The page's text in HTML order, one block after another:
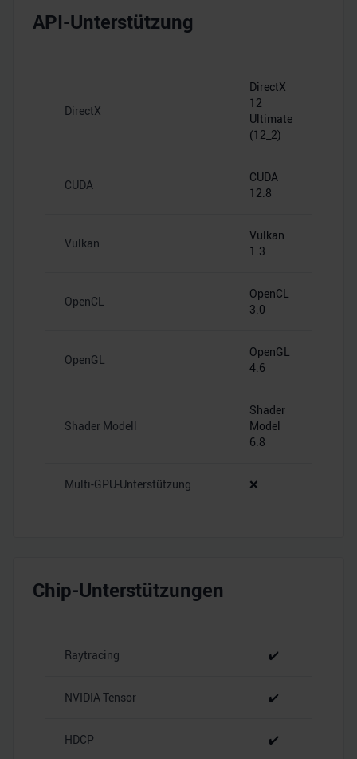
API-Unterstützung
DirectX
DirectX
12
Ultimate
(12_2)
CUDA
CUDA
12.8
Vulkan
Vulkan
1.3
OpenCL
OpenCL
3.0
OpenGL
OpenGL
4.6
Shader Modell
Shader
Model
6.8
Multi-GPU-Unterstützung ❌
Chip-Unterstützungen
Raytracing ✔️
NVIDIA Tensor ✔️
HDCP ✔️